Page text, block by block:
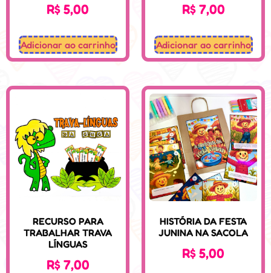
R$5,00
Adicionar ao carrinho
R$7,00
Adicionar ao carrinho
RECURSO PARA
TRABALHAR TRAVA
LÍNGUAS
R$7,00
HISTÓRIA DA FESTA
JUNINA NA SACOLA
R$5,00